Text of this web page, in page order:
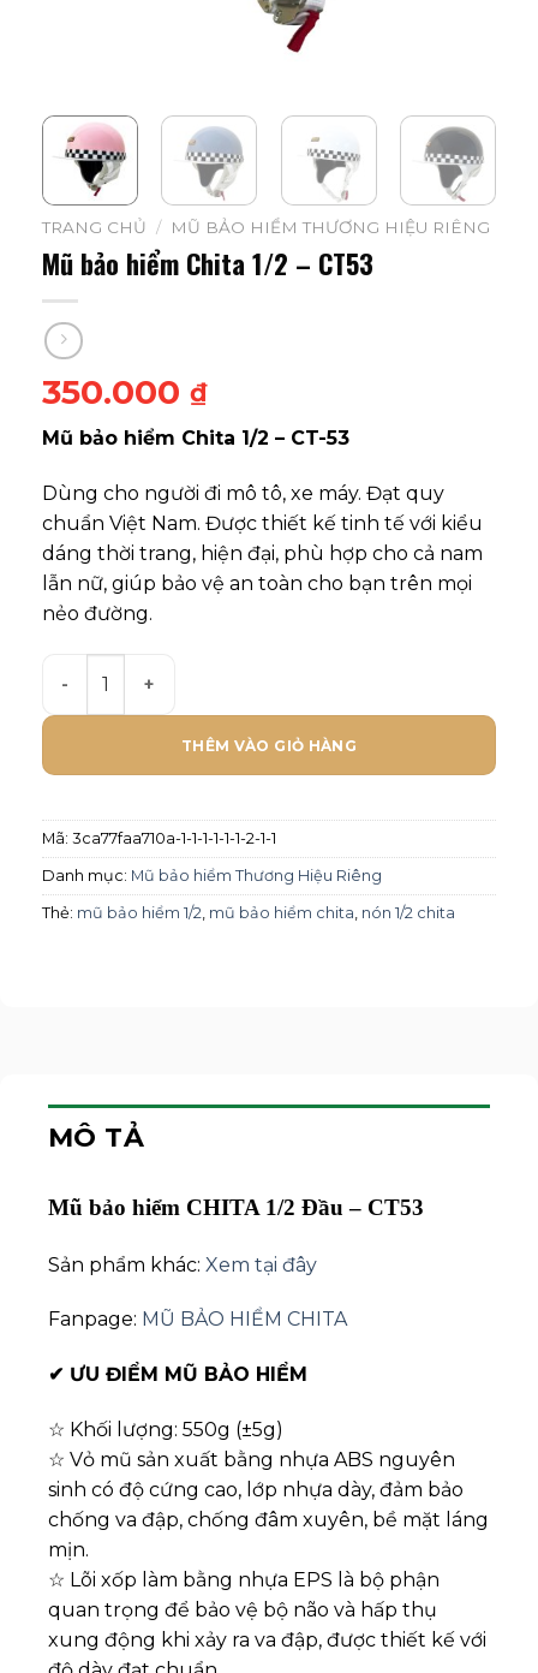
TRANG CHỦ / MŨ BẢO HIỂM THƯƠNG HIỆU RIÊNG
Mũ bảo hiểm Chita 1/2 – CT53
350.000 ₫
Mũ bảo hiểm Chita 1/2 – CT-53
Dùng cho người đi mô tô, xe máy. Đạt quy
chuẩn Việt Nam. Được thiết kế tinh tế với kiểu
dáng thời trang, hiện đại, phù hợp cho cả nam
lẫn nữ, giúp bảo vệ an toàn cho bạn trên mọi
nẻo đường.
THÊM VÀO GIỎ HÀNG
Mã: 3ca77faa710a-1-1-1-1-1-1-2-1-1
Danh mục: Mũ bảo hiểm Thương Hiệu Riêng
Thẻ: mũ bảo hiểm 1/2, mũ bảo hiểm chita, nón 1/2 chita
MÔ TẢ
Mũ bảo hiểm CHITA 1/2 Đầu – CT53
Sản phẩm khác: Xem tại đây
Fanpage: MŨ BẢO HIỂM CHITA
✔ ƯU ĐIỂM MŨ BẢO HIỂM
☆ Khối lượng: 550g (±5g)
☆ Vỏ mũ sản xuất bằng nhựa ABS nguyên
sinh có độ cứng cao, lớp nhựa dày, đảm bảo
chống va đập, chống đâm xuyên, bề mặt láng
mịn.
☆ Lõi xốp làm bằng nhựa EPS là bộ phận
quan trọng để bảo vệ bộ não và hấp thụ
xung động khi xảy ra va đập, được thiết kế với